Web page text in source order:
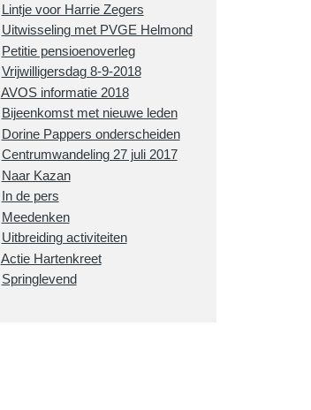
Lintje voor Harrie Zegers
Uitwisseling met PVGE Helmond
Petitie pensioenoverleg
Vrijwilligersdag 8-9-2018
AVOS informatie 2018
Bijeenkomst met nieuwe leden
Dorine Pappers onderscheiden
Centrumwandeling 27 juli 2017
Naar Kazan
In de pers
Meedenken
Uitbreiding activiteiten
Actie Hartenkreet
Springlevend